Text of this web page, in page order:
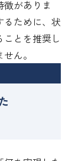
がありま
るために、状
とを推奨し
ん。